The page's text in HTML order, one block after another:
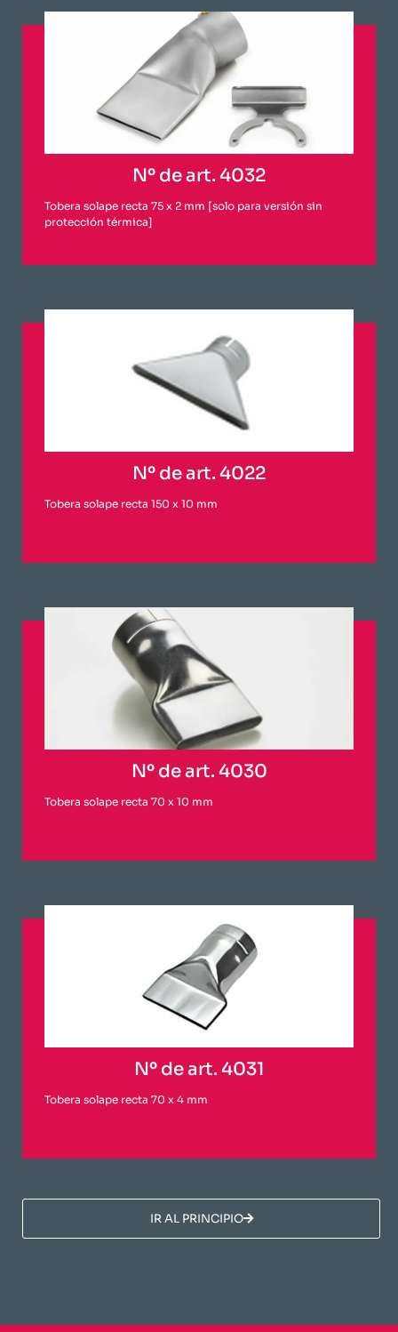
Nº de art. 4032
Tobera solape recta 75 x 2 mm [solo para versión sin
protección térmica]
Nº de art. 4022
Tobera solape recta 150 x 10 mm
Nº de art. 4030
Tobera solape recta 70 x 10 mm
Nº de art. 4031
Tobera solape recta 70 x 4 mm
​IR AL PRINCIPIO​